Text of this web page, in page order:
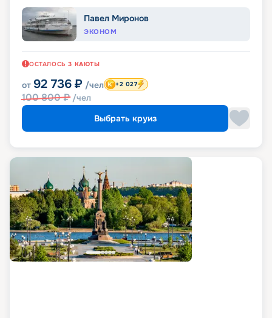
Павел Миронов
ЭКОНОМ
ОСТАЛОСЬ 3 КАЮТЫ
от 92 736 ₽ /чел
100 800₽ /чел
+2 027
Выбрать круиз